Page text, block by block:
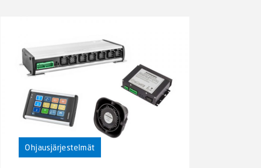
Ohjausjärjestelmät